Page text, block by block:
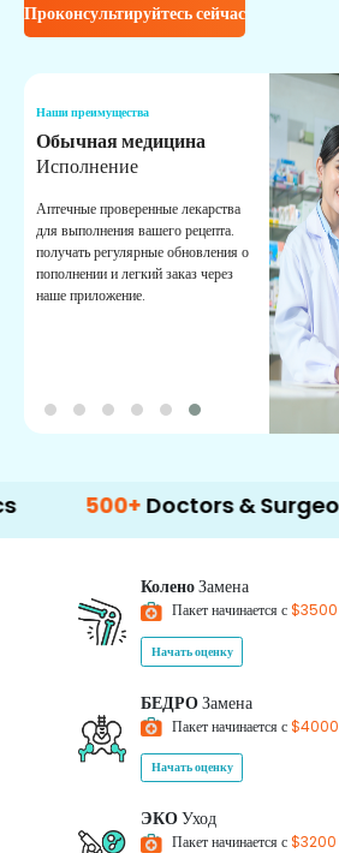
Проконсультируйтесь сейчас
Наши преимущества
Обычная медицина
Исполнение
Аптечные проверенные лекарства
для выполнения вашего рецепта.
получать регулярные обновления о
пополнении и легкий заказ через
наше приложение.
500+ Doctors & Surgeons
КоленоЗамена
Пакет начинается с$3500
Начать оценку
БЕДРОЗамена
Пакет начинается с$4000
Начать оценку
ЭКОУход
Пакет начинается с$3200